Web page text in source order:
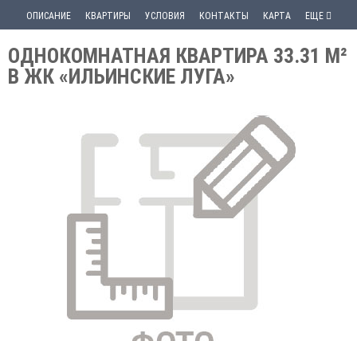
ОПИСАНИЕ КВАРТИРЫ УСЛОВИЯ КОНТАКТЫ КАРТА ЕЩЕ
ОДНОКОМНАТНАЯ КВАРТИРА 33.31 М²
В ЖК «ИЛЬИНСКИЕ ЛУГА»